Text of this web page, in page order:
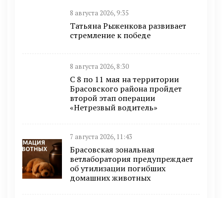
8 августа 2026, 9:35
Татьяна Рыженкова развивает
стремление к победе
8 августа 2026, 8:30
С 8 по 11 мая на территории
Брасовского района пройдет
второй этап операции
«Нетрезвый водитель»
7 августа 2026, 11:43
Брасовская зональная
ветлаборатория предупреждает
об утилизации погибших
домашних животных